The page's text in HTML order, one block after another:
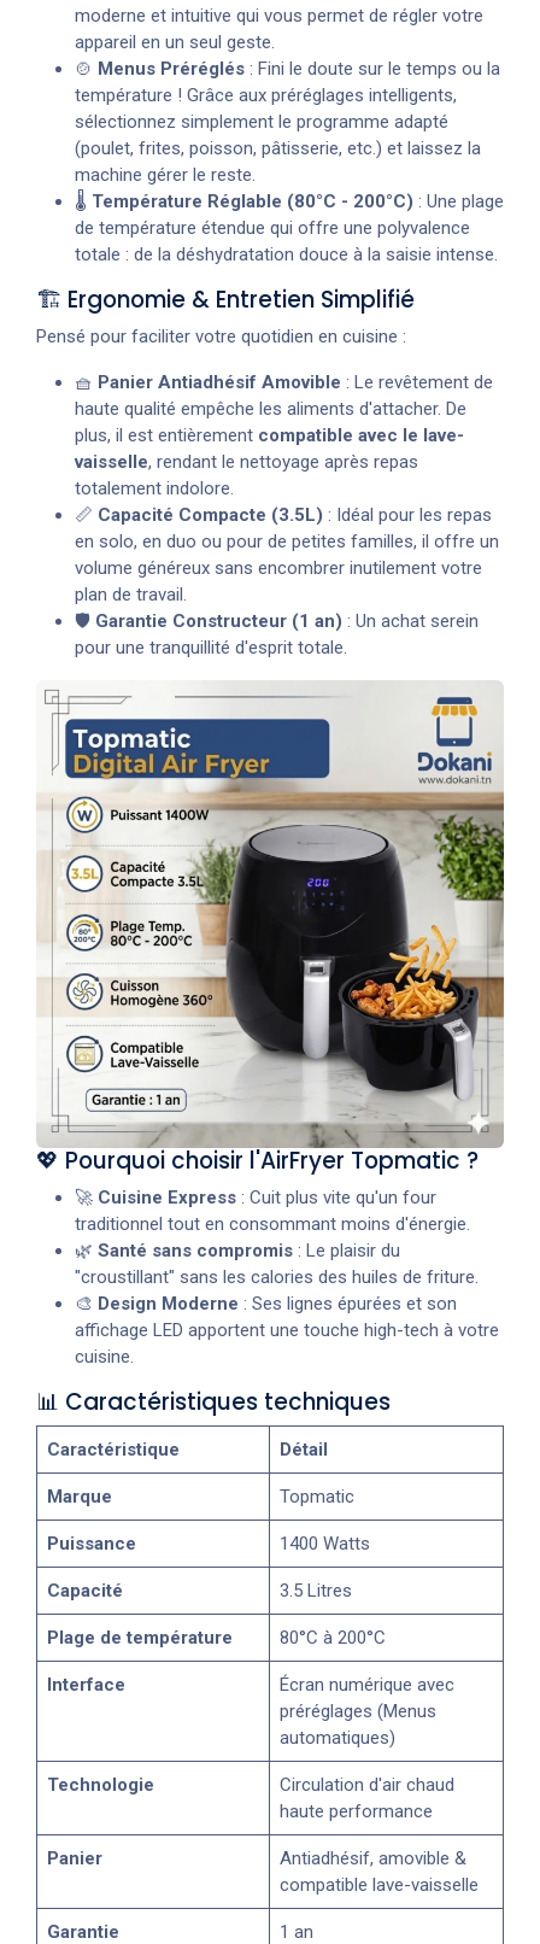
moderne et intuitive qui vous permet de régler votre
appareil en un seul geste.
🍲 Menus Préréglés : Fini le doute sur le temps ou la
température ! Grâce aux préréglages intelligents,
sélectionnez simplement le programme adapté
(poulet, frites, poisson, pâtisserie, etc.) et laissez la
machine gérer le reste.
🌡️ Température Réglable (80°C - 200°C) : Une plage
de température étendue qui offre une polyvalence
totale : de la déshydratation douce à la saisie intense.
🏗️ Ergonomie & Entretien Simplifié
Pensé pour faciliter votre quotidien en cuisine :
🧺 Panier Antiadhésif Amovible : Le revêtement de
haute qualité empêche les aliments d'attacher. De
plus, il est entièrement compatible avec le lave-
vaisselle, rendant le nettoyage après repas
totalement indolore.
📏 Capacité Compacte (3.5L) : Idéal pour les repas
en solo, en duo ou pour de petites familles, il offre un
volume généreux sans encombrer inutilement votre
plan de travail.
🛡️ Garantie Constructeur (1 an) : Un achat serein
pour une tranquillité d'esprit totale.
💖 Pourquoi choisir l'AirFryer Topmatic ?
🚀 Cuisine Express : Cuit plus vite qu'un four
traditionnel tout en consommant moins d'énergie.
🌿 Santé sans compromis : Le plaisir du
"croustillant" sans les calories des huiles de friture.
🎨 Design Moderne : Ses lignes épurées et son
affichage LED apportent une touche high-tech à votre
cuisine.
📊 Caractéristiques techniques
Caractéristique Détail
Marque Topmatic
Puissance 1400 Watts
Capacité 3.5 Litres
Plage de température 80°C à 200°C
Interface
Écran numérique avec
préréglages (Menus
automatiques)
Technologie
Circulation d'air chaud
haute performance
Panier
Antiadhésif, amovible &
compatible lave-vaisselle
Garantie 1 an